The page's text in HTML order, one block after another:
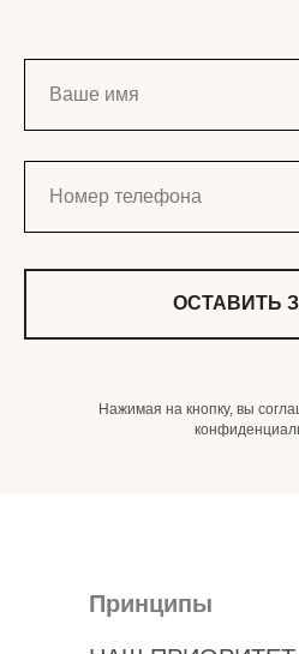
ОСТАВИТЬ
Нажимая на кнопку, вы
Принципы